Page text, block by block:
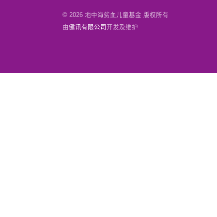
© 2026 地中海贫血儿童基金 版权所有
由健讯有限公司开发及维护